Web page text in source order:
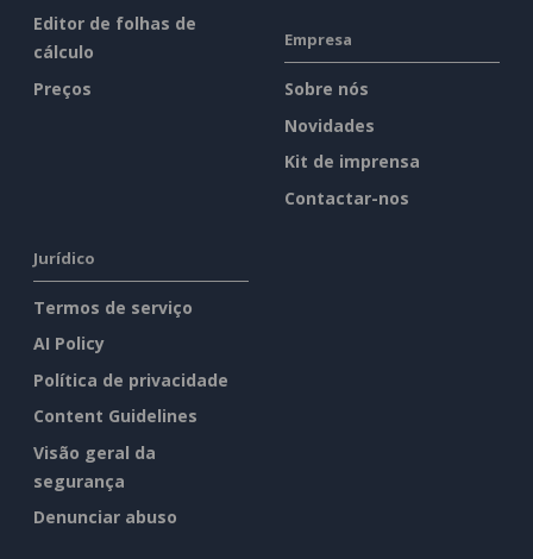
Editor de folhas de
cálculo
Preços
Empresa
Sobre nós
Novidades
Kit de imprensa
Contactar-nos
Jurídico
Termos de serviço
AI Policy
Política de privacidade
Content Guidelines
Visão geral da
segurança
Denunciar abuso